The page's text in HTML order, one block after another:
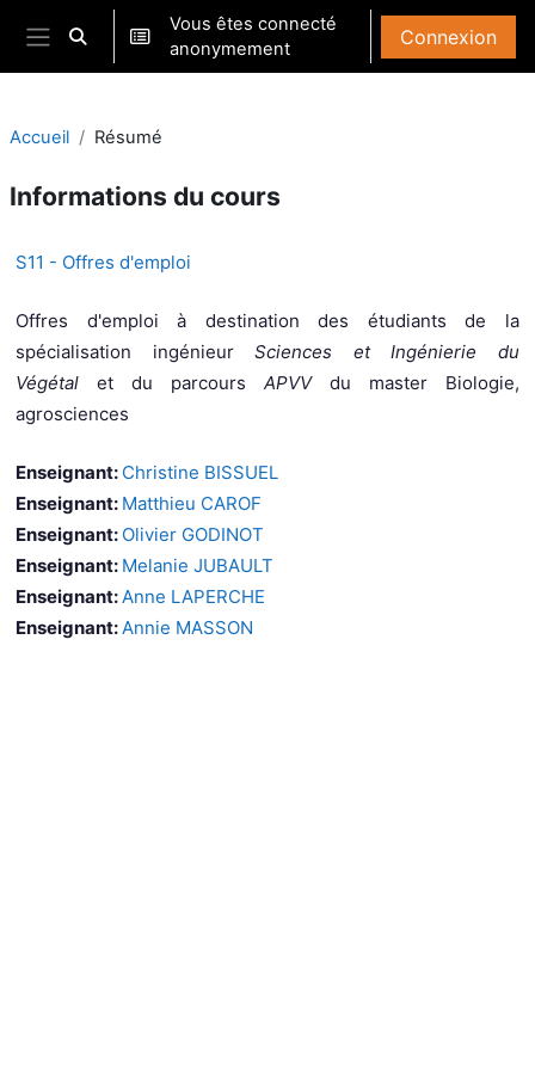
Passer au contenu principal
Panneau latéral
Activer/désactiver la saisie de recherche
Vous êtes connecté
anonymement
Connexion
Accueil Résumé
Informations du cours
S11 - Offres d'emploi
Offres d'emploi à destination des étudiants de la
spécialisation ingénieurSciences et Ingénierie du
Végétal et du parcours APVV du master Biologie,
agrosciences
Enseignant: Christine BISSUEL
Enseignant: Matthieu CAROF
Enseignant: Olivier GODINOT
Enseignant: Melanie JUBAULT
Enseignant: Anne LAPERCHE
Enseignant: Annie MASSON